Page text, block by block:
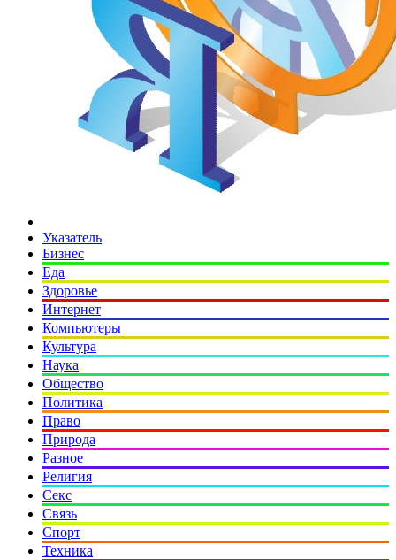
Указатель
Бизнес
Еда
Здоровье
Интернет
Компьютеры
Культура
Наука
Общество
Политика
Право
Природа
Разное
Религия
Секс
Связь
Спорт
Техника